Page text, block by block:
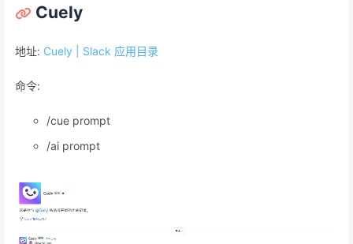
Cuely
地址: Cuely | Slack 应用目录
命令:
/cue prompt
/ai prompt